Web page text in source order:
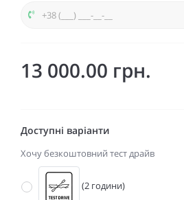
13 000.00 грн.
Доступні варіанти
Хочу безкоштовний тест драйв
(2 години)